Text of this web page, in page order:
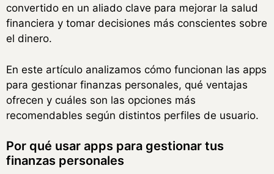
convertido en un aliado clave para mejorar la salud
financiera y tomar decisiones más conscientes sobre
el dinero.
En este artículo analizamos cómo funcionan las apps
para gestionar finanzas personales, qué ventajas
ofrecen y cuáles son las opciones más
recomendables según distintos perfiles de usuario.
Por qué usar apps para gestionar tus
finanzas personales